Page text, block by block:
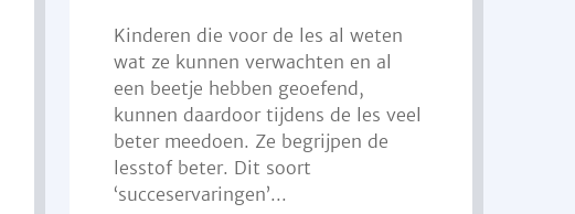
Kinderen die voor de les al weten
wat ze kunnen verwachten en al
een beetje hebben geoefend,
kunnen daardoor tijdens de les veel
beter meedoen. Ze begrijpen de
lesstof beter. Dit soort
‘succeservaringen’...